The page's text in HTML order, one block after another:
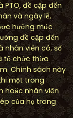
PTO, đề cập đến
và ngày lễ,
hưởng mức
đề cập đến
nhân viên có, số
tổ chức thừa
Chính sách này
một trong
hoặc nhân viên
của họ trong